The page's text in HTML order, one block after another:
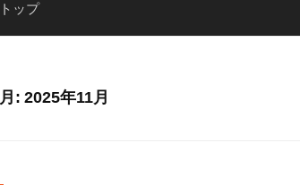
トップ
月:2025年11月